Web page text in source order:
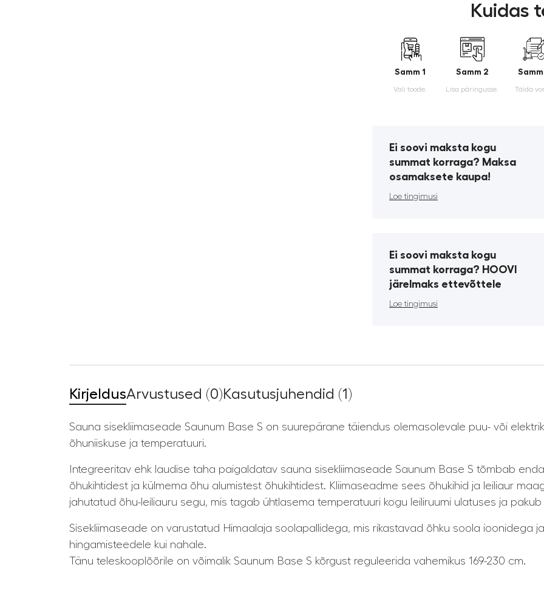
Kuidas
Samm 1
Vali toode.
Samm 2
Lisa päringusse. Täida
Ei soovi maksta kogu
summat korraga? Maksa
osamaksete kaupa!
Loe tingimusi
Ei soovi maksta kogu
summat korraga? HOOVI
järelmaks ettevõttele
Loe tingimusi
KirjeldusArvustused (0)Kasutusjuhendid (1)
Sauna sisekliimaseade Saunum Base S on suurepärane täiendus olemasolevale puu- või
õhuniiskuse ja temperatuuri.
Integreeritav ehk laudise taha paigaldatav sauna sisekliimaseade Saunum Base S tõmbab
õhukihtidest ja külmema õhu alumistest õhukihtidest. Kliimaseadme sees õhukihid ja leiliaur
jahutatud õhu-leiliauru segu, mis tagab ühtlasema temperatuuri kogu leiliruumi ulatuses ja
Sisekliimaseade on varustatud Himaalaja soolapallidega, mis rikastavad õhku soola ioonidega
hingamisteedele kui nahale.
Tänu teleskooplõõrile on võimalik Saunum Base S kõrgust reguleerida vahemikus 169-230 cm.